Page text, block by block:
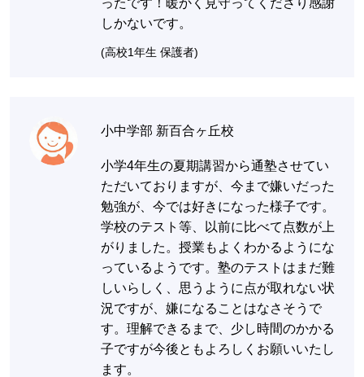
ったです！暖かく見守ってくださり感謝
しかないです。
(高校1年生 保護者)
小中学部 新百合ヶ丘校
小学4年生の夏期講習から通塾させてい
ただいておりますが、今まで嫌いだった
勉強が、今では好きになった様子です。
学校のテスト等、以前に比べて点数が上
がりました。授業もよくわかるようにな
っているようです。塾のテストはまだ難
しいらしく、思うように点が取れない状
況ですが、嫌になることはなさそうで
す。理解できるまで、少し時間のかかる
子ですが今後ともよろしくお願いいたし
ます。